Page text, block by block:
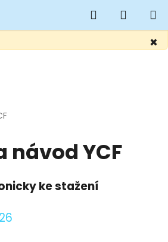
×
Hledat
KOŠÍK
návod YCF
ke stažení